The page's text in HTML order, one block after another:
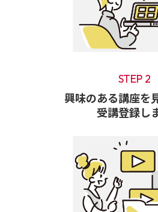
STEP 2
興味のある講座を
受講登録し